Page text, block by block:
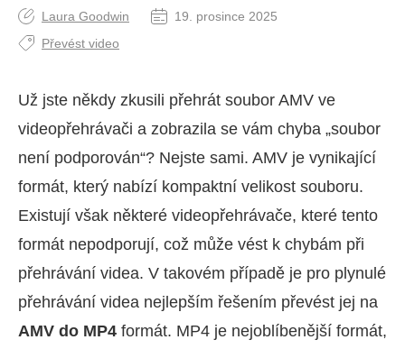
Laura Goodwin
19. prosince 2025
Převést video
Už jste někdy zkusili přehrát soubor AMV ve
videopřehrávači a zobrazila se vám chyba „soubor
není podporován“? Nejste sami. AMV je vynikající
formát, který nabízí kompaktní velikost souboru.
Existují však některé videopřehrávače, které tento
formát nepodporují, což může vést k chybám při
přehrávání videa. V takovém případě je pro plynulé
přehrávání videa nejlepším řešením převést jej na
AMV do MP4 formát. MP4 je nejoblíbenější formát,